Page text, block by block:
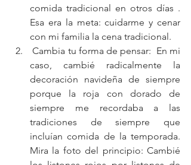
comida tradicional en otros días .
Esa era la meta: cuidarme y cenar
con mi familia la cena tradicional.
Cambia tu forma de pensar:  En mi
caso, cambié radicalmente la
decoración navideña de siempre
porque la roja con dorado de
siempre me recordaba a las
tradiciones de siempre que
incluían comida de la temporada.
Mira la foto del principio: Cambié